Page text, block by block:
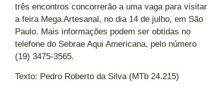
três encontros concorrerão a uma vaga para visitar
a feira Mega Artesanal, no dia 14 de julho, em São
Paulo. Mais informações podem ser obtidas no
telefone do Sebrae Aqui Americana, pelo número
(19) 3475-3565.
Texto: Pedro Roberto da Silva (MTb 24.215)